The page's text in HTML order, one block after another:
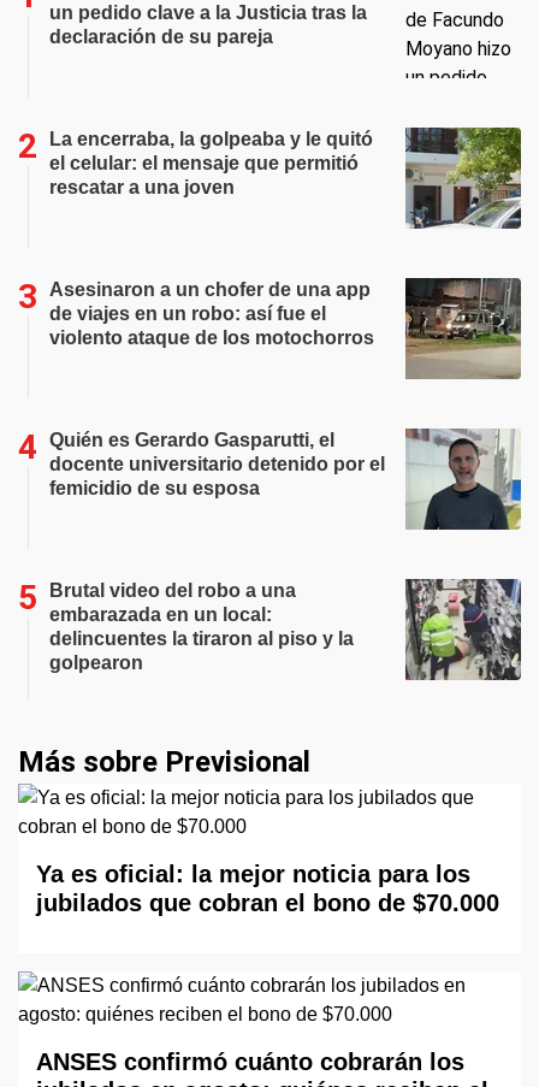
un pedido clave a la Justicia tras la
declaración de su pareja
La encerraba, la golpeaba y le quitó
el celular: el mensaje que permitió
rescatar a una joven
Asesinaron a un chofer de una app
de viajes en un robo: así fue el
violento ataque de los motochorros
Quién es Gerardo Gasparutti, el
docente universitario detenido por el
femicidio de su esposa
Brutal video del robo a una
embarazada en un local:
delincuentes la tiraron al piso y la
golpearon
Más sobre Previsional
Ya es oficial: la mejor noticia para los
jubilados que cobran el bono de $70.000
ANSES confirmó cuánto cobrarán los